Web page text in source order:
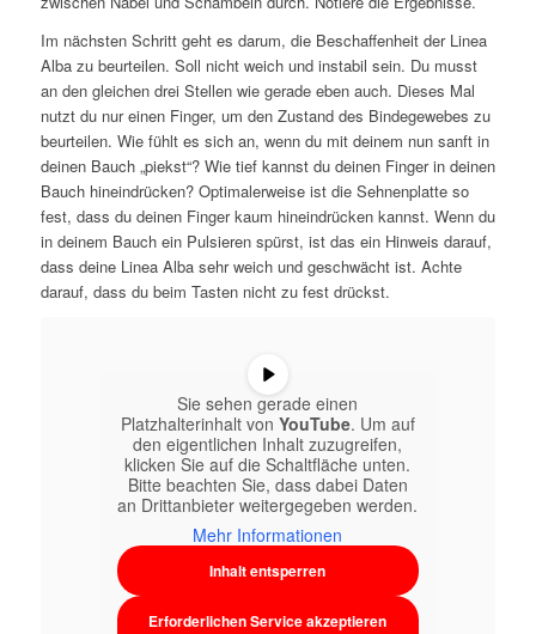
Im nächsten Schritt geht es darum, die Beschaffenheit der Linea
Alba zu beurteilen. Soll nicht weich und instabil sein. Du musst
an den gleichen drei Stellen wie gerade eben auch. Dieses Mal
nutzt du nur einen Finger, um den Zustand des Bindegewebes zu
beurteilen. Wie fühlt es sich an, wenn du mit deinem nun sanft in
deinen Bauch „piekst“? Wie tief kannst du deinen Finger in deinen
Bauch hineindrücken? Optimalerweise ist die Sehnenplatte so
fest, dass du deinen Finger kaum hineindrücken kannst. Wenn du
in deinem Bauch ein Pulsieren spürst, ist das ein Hinweis darauf,
dass deine Linea Alba sehr weich und geschwächt ist. Achte
darauf, dass du beim Tasten nicht zu fest drückst.
Sie sehen gerade einen
Platzhalterinhalt von YouTube. Um auf
den eigentlichen Inhalt zuzugreifen,
klicken Sie auf die Schaltfläche unten.
Bitte beachten Sie, dass dabei Daten
an Drittanbieter weitergegeben werden.
Mehr Informationen
Inhalt entsperren
Erforderlichen Service akzeptieren